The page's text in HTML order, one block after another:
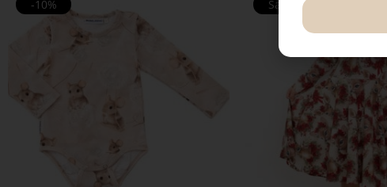
-10% Sale!